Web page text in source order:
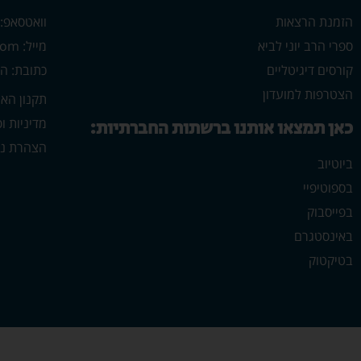
הזמנת הרצאות
ספרי הרב יוני לביא
קורסים דיגיטליים
הצטרפות למועדון
כאן תמצאו אותנו ברשתות החברתיות:
ביוטיוב
בספוטיפיי
בפייסבוק
באינסטגרם
בטיקטוק
וואטסאפ:
מייל: yonilavi10@gmail.com
כתובת: הרב
תקנון
מדיניות
הצהרת